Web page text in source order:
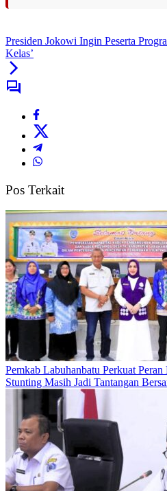
Presiden Jokowi Ingin Peserta
Kelas’
Pos Terkait
Pemkab Labuhanbatu Perkuat
Stunting Masih Jadi Tantangan